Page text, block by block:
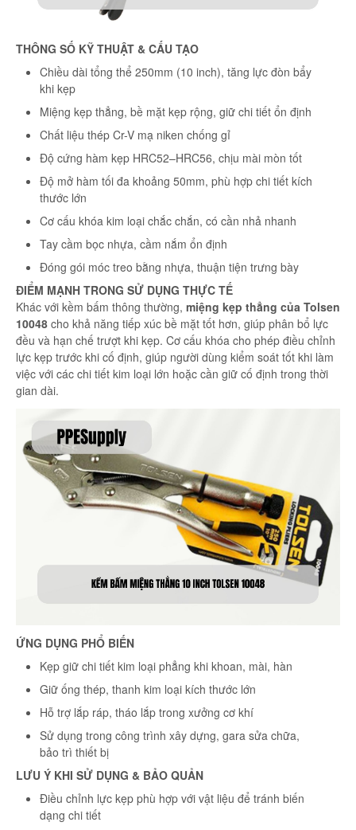
THÔNG SỐ KỸ THUẬT & CẤU TẠO
Chiều dài tổng thể 250mm (10 inch), tăng lực đòn bẩy
khi kẹp
Miệng kẹp thẳng, bề mặt kẹp rộng, giữ chi tiết ổn định
Chất liệu thép Cr-V mạ niken chống gỉ
Độ cứng hàm kẹp HRC52–HRC56, chịu mài mòn tốt
Độ mở hàm tối đa khoảng 50mm, phù hợp chi tiết kích
thước lớn
Cơ cấu khóa kim loại chắc chắn, có cần nhả nhanh
Tay cầm bọc nhựa, cầm nắm ổn định
Đóng gói móc treo bằng nhựa, thuận tiện trưng bày
ĐIỂM MẠNH TRONG SỬ DỤNG THỰC TẾ
Khác với kềm bấm thông thường, miệng kẹp thẳng của Tolsen
10048 cho khả năng tiếp xúc bề mặt tốt hơn, giúp phân bổ lực
đều và hạn chế trượt khi kẹp. Cơ cấu khóa cho phép điều chỉnh
lực kẹp trước khi cố định, giúp người dùng kiểm soát tốt khi làm
việc với các chi tiết kim loại lớn hoặc cần giữ cố định trong thời
gian dài.
ỨNG DỤNG PHỔ BIẾN
Kẹp giữ chi tiết kim loại phẳng khi khoan, mài, hàn
Giữ ống thép, thanh kim loại kích thước lớn
Hỗ trợ lắp ráp, tháo lắp trong xưởng cơ khí
Sử dụng trong công trình xây dựng, gara sửa chữa,
bảo trì thiết bị
LƯU Ý KHI SỬ DỤNG & BẢO QUẢN
Điều chỉnh lực kẹp phù hợp với vật liệu để tránh biến
dạng chi tiết